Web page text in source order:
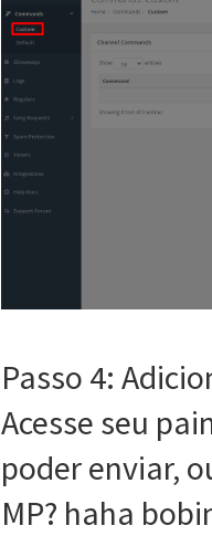
Passo 4:
Acesse seu
poder enviar,
MP? haha